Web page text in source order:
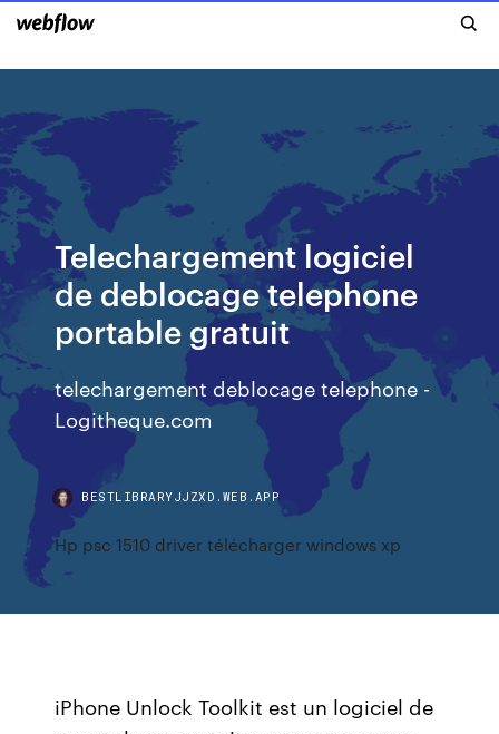
Telechargement logiciel
de deblocage telephone
portable gratuit
telechargement deblocage telephone -
Logitheque.com
BESTLIBRARYJJZXD.WEB.APP
Hp psc 1510 driver télécharger windows xp
iPhone Unlock Toolkit est un logiciel de